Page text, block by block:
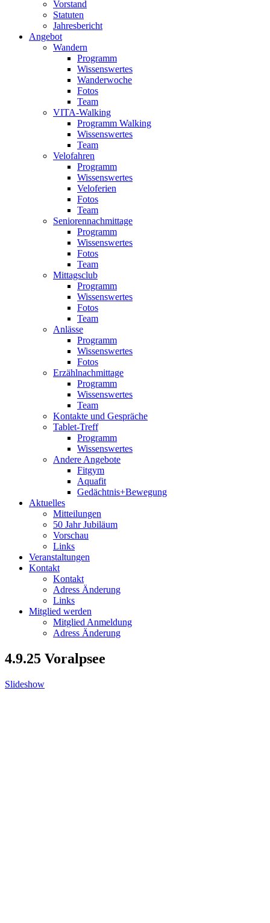
Vorstand
Statuten
Jahresbericht
Angebot
Wandern
Programm
Wissenswertes
Wanderwoche
Fotos
Team
VITA-Walking
Programm Walking
Wissenswertes
Team
Velofahren
Programm
Wissenswertes
Veloferien
Fotos
Team
Seniorennachmittage
Programm
Wissenswertes
Fotos
Team
Mittagsclub
Programm
Wissenswertes
Fotos
Team
Anlässe
Programm
Wissenswertes
Fotos
Erzählnachmittage
Programm
Wissenswertes
Team
Kontakte und Gespräche
Tablet-Treff
Programm
Wissenswertes
Andere Angebote
Fitgym
Aquafit
Gedächtnis+Bewegung
Aktuelles
Mitteilungen
50 Jahr Jubiläum
Vorschau
Links
Veranstaltungen
Kontakt
Kontakt
Adress Änderung
Links
Mitglied werden
Mitglied Anmeldung
Adress Änderung
4.9.25 Voralpsee
Slideshow